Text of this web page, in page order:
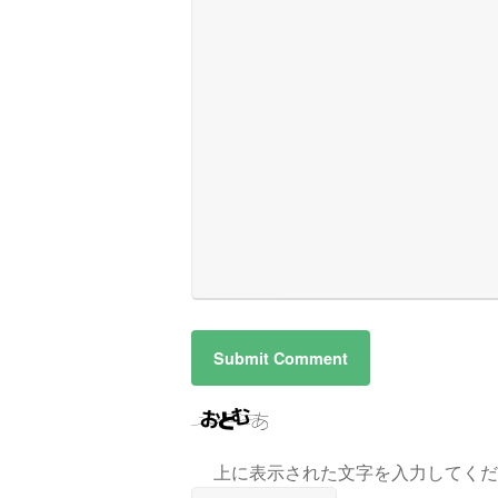
上に表示された文字を入力してく